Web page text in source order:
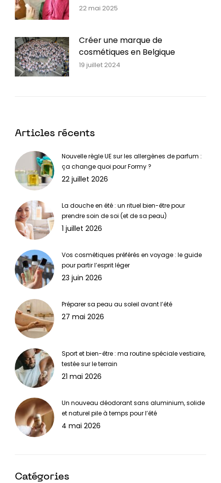
22 mai 2025
Créer une marque de
cosmétiques en Belgique
19 juillet 2024
Articles récents
Nouvelle règle UE sur les allergènes de parfum :
ça change quoi pour Formy ?
22 juillet 2026
La douche en été : un rituel bien-être pour
prendre soin de soi (et de sa peau)
1 juillet 2026
Vos cosmétiques préférés en voyage : le guide
pour partir l’esprit léger
23 juin 2026
Préparer sa peau au soleil avant l’été
27 mai 2026
Sport et bien-être : ma routine spéciale vestiaire,
testée sur le terrain
21 mai 2026
Un nouveau déodorant sans aluminium, solide
et naturel pile à temps pour l’été
4 mai 2026
Catégories